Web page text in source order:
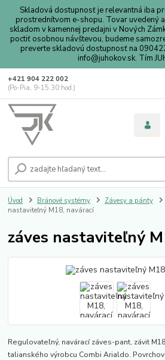
Skladová dostupnosť je relevantná iba
prostrednítvom e-shopu. Tovar uvedený
skladom v kamennej predajni v Nových
poctiť osobnou návštevou, budeme
preverte skladovú dostupnosť na
info@juhokov.sk. Tím
+421 904 222 002
(Po-Pia, 9-15.30 hod.)
Úvod Bránové systémy Závesy a pánty
nastaviteľný M18, navárací
záves nastaviteľný
Regulovateľný, navárací záves-pant, závit
talianského výrobcu Combi Arialdo.